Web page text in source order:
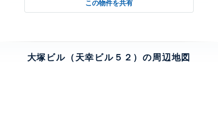
この物件を共有
大塚ビル（天幸ビル５２）の周辺地図